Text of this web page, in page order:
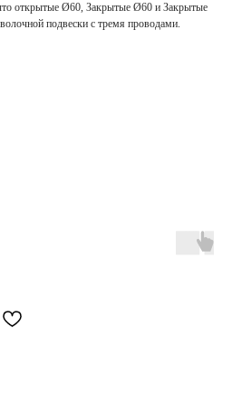
открытые Ø60, Закрытые Ø60 и Закрытые
подвески с тремя проводами.